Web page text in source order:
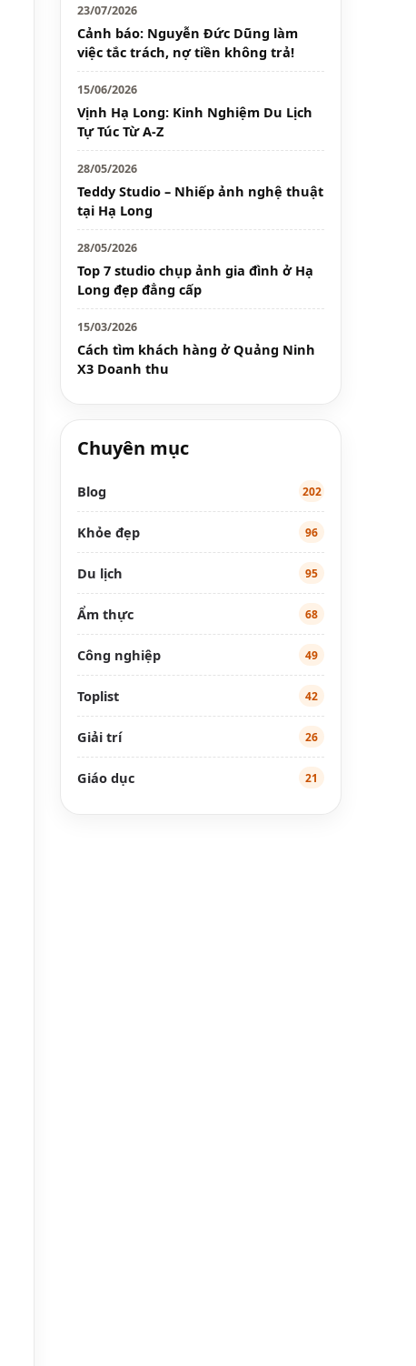
23/07/2026
Cảnh báo: Nguyễn Đức Dũng làm
việc tắc trách, nợ tiền không trả!
15/06/2026
Vịnh Hạ Long: Kinh Nghiệm Du Lịch
Tự Túc Từ A-Z
28/05/2026
Teddy Studio – Nhiếp ảnh nghệ thuật
tại Hạ Long
28/05/2026
Top 7 studio chụp ảnh gia đình ở Hạ
Long đẹp đẳng cấp
15/03/2026
Cách tìm khách hàng ở Quảng Ninh
X3 Doanh thu
Chuyên mục
Blog 202
Khỏe đẹp 96
Du lịch 95
Ẩm thực 68
Công nghiệp 49
Toplist 42
Giải trí 26
Giáo dục 21